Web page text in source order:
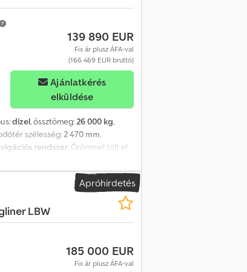
a magasság miatt Cső egy
Magasnyomású mosó Napi fülke
Az autó egy Man
1 tulajdonos Kitűnő
139 890 EUR
Fix ár plusz ÁFA-val
(166 469 EUR bruttó)
Ajánlatkérés
elküldése
dízel, össztömeg:26 000 kg,
szélesség:2 470 mm,
rendszer, Örömmel tölt el
hogy vállalatunknál jó minőségű
MAN TGM 26.320 tanúsított Orten
VDI 2700 ff és DIN EN 12642
tanúsítvány (IBC) * 2.500 kg-
Emelhető utánfutó kormányzott
* Differenciálzár * Teljes
matrica NÉMET
helyezésről és a kivitelhez
szívesen készítünk LEASING-
Apróhirdetés
LBW
185 000 EUR
Fix ár plusz ÁFA-val